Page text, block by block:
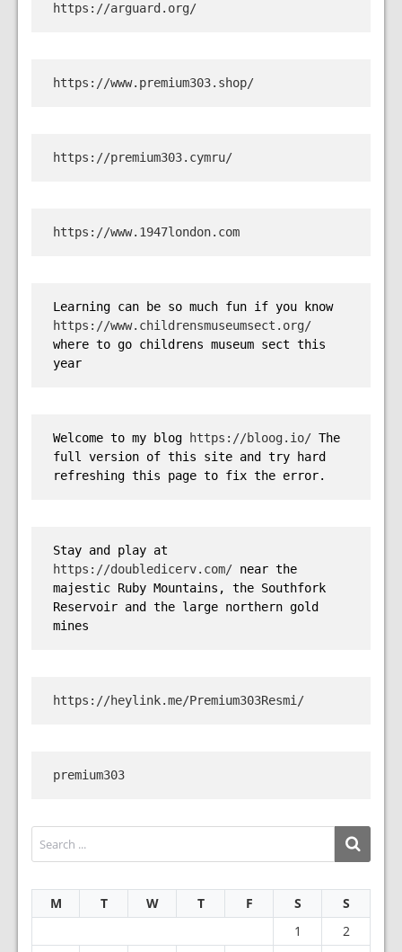
https://arguard.org/
https://www.premium303.shop/
https://premium303.cymru/
https://www.1947london.com
Learning can be so much fun if you know
https://www.childrensmuseumsect.org/
where to go childrens museum sect this
year
Welcome to my blog https://bloog.io/ The
full version of this site and try hard
refreshing this page to fix the error.
https://doubledicerv.com/ near the
majestic Ruby Mountains, the Southfork
Reservoir and the large northern gold
mines
https://heylink.me/Premium303Resmi/
premium303
M T W T F S
S
1
2